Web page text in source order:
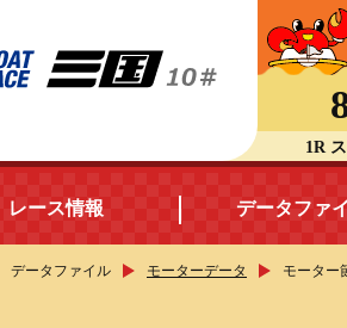
1R
レース情報 データファ
データファイル モーターデータ モーター